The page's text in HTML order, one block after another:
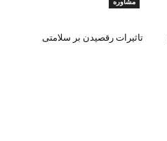
مشاوره
تاثیرات رقصیدن بر سلامتی